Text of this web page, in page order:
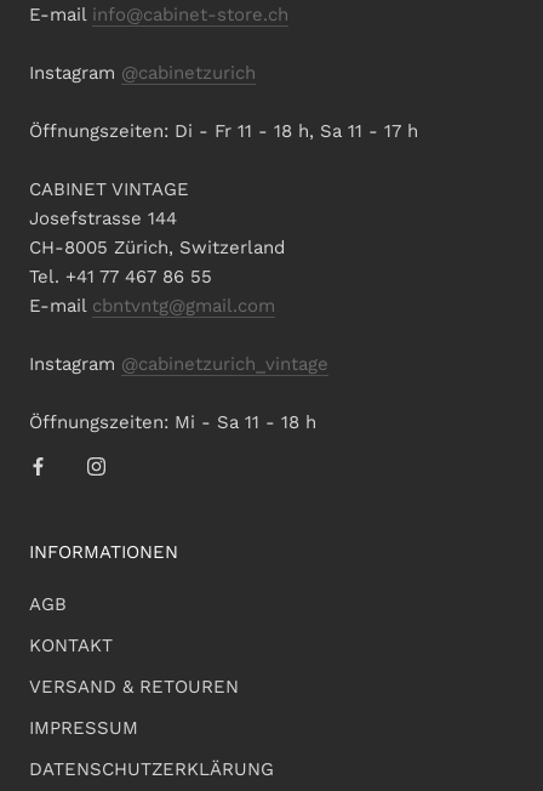
E-mail info@cabinet-store.ch
Instagram @cabinetzurich
Öffnungszeiten: Di - Fr 11 - 18 h, Sa 11 - 17 h
CABINET VINTAGE
Josefstrasse 144
CH-8005 Zürich, Switzerland
Tel. +41 77 467 86 55
E-mail cbntvntg@gmail.com
Instagram @cabinetzurich_vintage
Öffnungszeiten: Mi - Sa 11 - 18 h
INFORMATIONEN
AGB
KONTAKT
VERSAND & RETOUREN
IMPRESSUM
DATENSCHUTZERKLÄRUNG